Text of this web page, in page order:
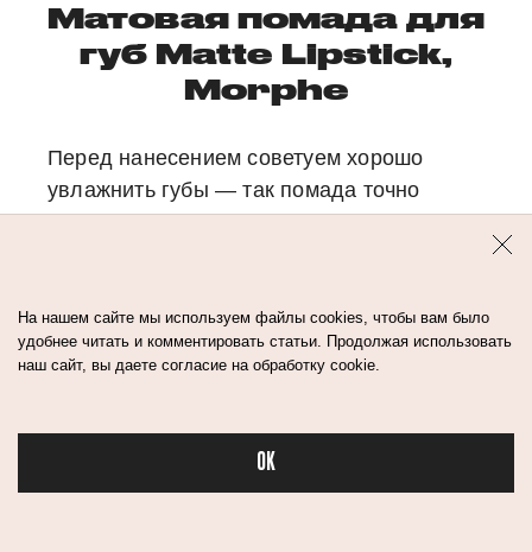
Матовая помада для
губ Matte Lipstick,
Morphe
Перед нанесением советуем хорошо
увлажнить губы — так помада точно
ляжет ровно и более плотно. Порадовало,
с матовыми средствами это неизбежно.
В течение дня держится хорошо,
За контур
На нашем сайте мы используем файлы cookies, чтобы вам было
удобнее читать и комментировать статьи. Продолжая использовать
наш сайт, вы даете согласие на обработку cookie.
OK